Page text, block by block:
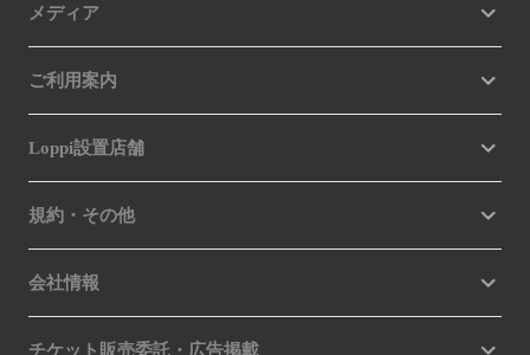
メディア
ご利用案内
Loppi設置店舗
規約・その他
会社情報
チケット販売委託・広告掲載